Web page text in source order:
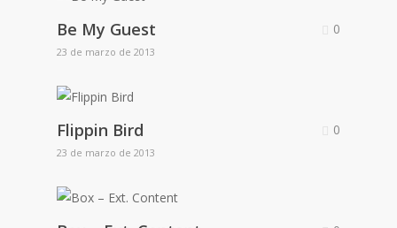
Be My Guest
23 de marzo de 2013
0
Flippin Bird
23 de marzo de 2013
0